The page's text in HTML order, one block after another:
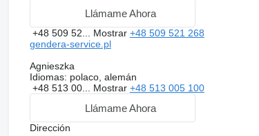
Llámame Ahora
+48 509 52... Mostrar +48 509 521 268
gendera-service.pl
Agnieszka
Idiomas: polaco, alemán
+48 513 00... Mostrar +48 513 005 100
Llámame Ahora
Dirección